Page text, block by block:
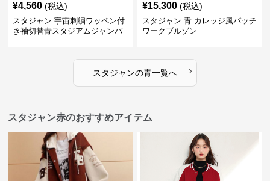
¥4,560 (税込)
スタジャン 宇宙刺繍ワッペン付
き袖切替青スタジアムジャンパ
¥15,300 (税込)
スタジャン 青 カレッジ風パッチ
ワークブルゾン
スタジャンの青一覧へ ›
スタジャン赤のおすすめアイテム